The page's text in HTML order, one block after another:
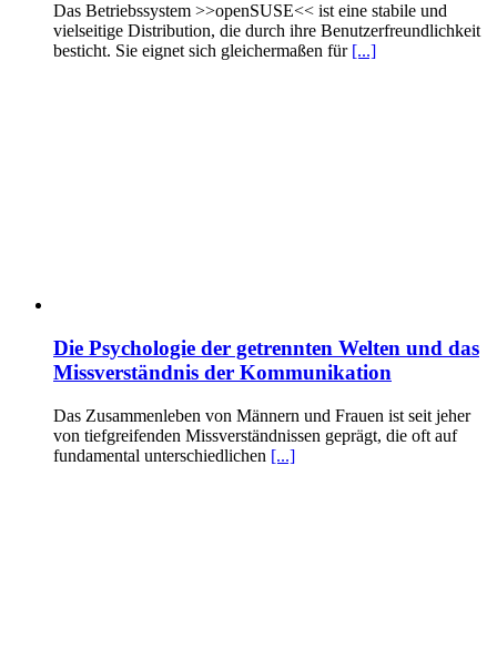
Das Betriebssystem >>openSUSE<< ist eine stabile und
vielseitige Distribution, die durch ihre Benutzerfreundlichkeit
besticht. Sie eignet sich gleichermaßen für [...]
Die Psychologie der getrennten Welten und das
Missverständnis der Kommunikation
Das Zusammenleben von Männern und Frauen ist seit jeher
von tiefgreifenden Missverständnissen geprägt, die oft auf
fundamental unterschiedlichen [...]